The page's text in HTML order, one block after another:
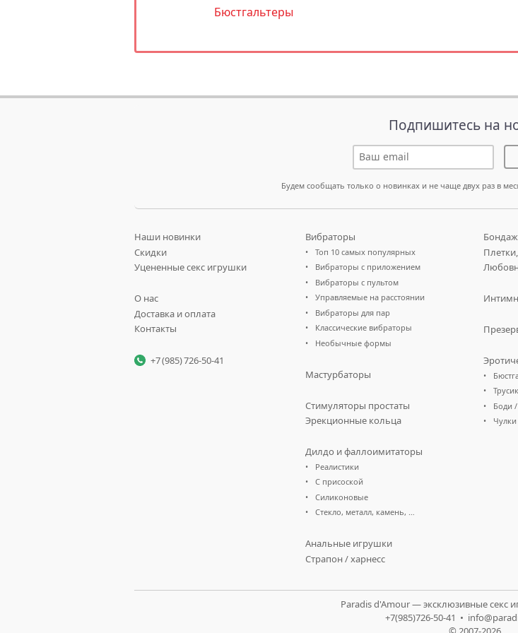
Бюстгальтеры
Подпишитесь на
Будем сообщать только о новинках и не чаще двух раз в
Наши новинки
Скидки
Уцененные секс игрушки
О нас
Доставка и оплата
Контакты
+7 (985) 726-50-41
Вибраторы
Топ 10 самых популярных
Вибраторы с приложением
Вибраторы с пультом
Управляемые на расстоянии
Вибраторы для пар
Классические вибраторы
Необычные формы
Мастурбаторы
Стимуляторы простаты
Эрекционные кольца
Дилдо и фаллоимитаторы
Реалистики
С присоской
Силиконовые
Стекло, металл, камень, …
Анальные игрушки
Страпон / харнесс
Боди
Paradis d'Amour — эксклюзивные секс
+7(985)726-50-41 •